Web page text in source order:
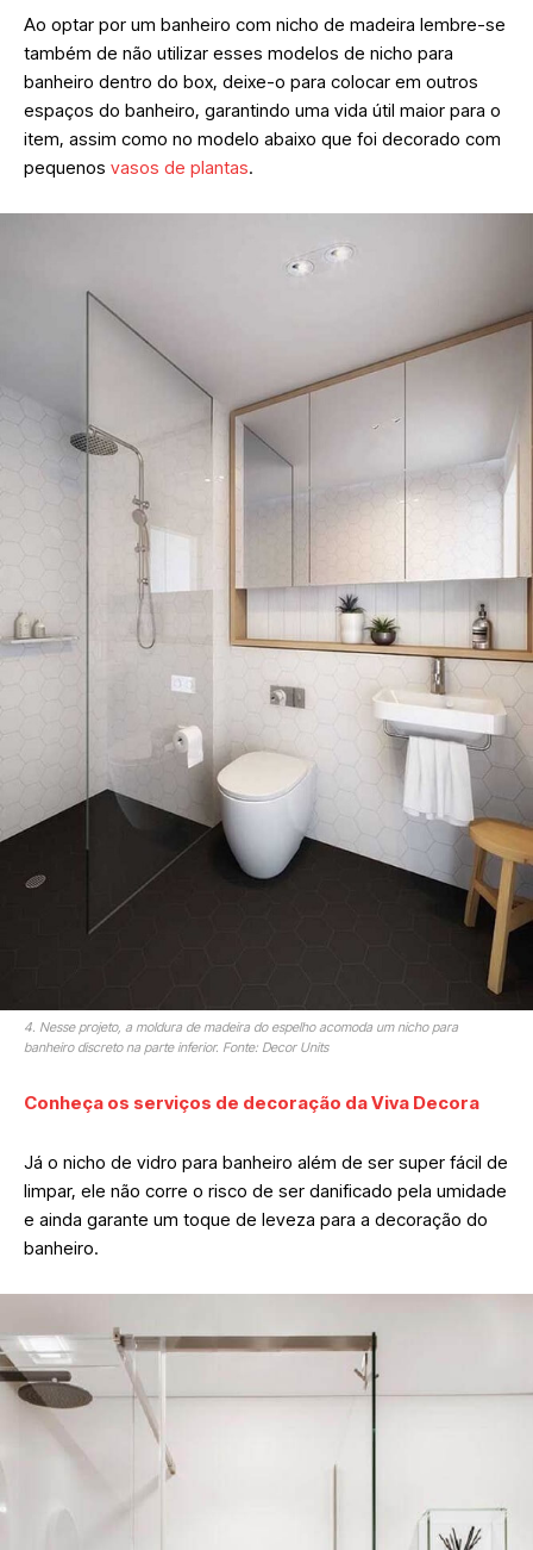
Ao optar por um banheiro com nicho de madeira lembre-se
também de não utilizar esses modelos de nicho para
banheiro dentro do box, deixe-o para colocar em outros
espaços do banheiro, garantindo uma vida útil maior para o
item, assim como no modelo abaixo que foi decorado com
pequenos vasos de plantas.
4. Nesse projeto, a moldura de madeira do espelho acomoda um nicho para
banheiro discreto na parte inferior. Fonte: Decor Units
Conheça os serviços de decoração da Viva Decora
Já o nicho de vidro para banheiro além de ser super fácil de
limpar, ele não corre o risco de ser danificado pela umidade
e ainda garante um toque de leveza para a decoração do
banheiro.